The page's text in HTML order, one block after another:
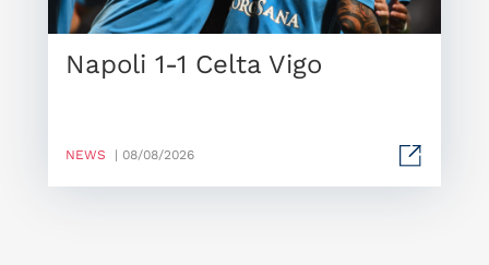
Napoli 1-1 Celta Vigo
NEWS | 08/08/2026